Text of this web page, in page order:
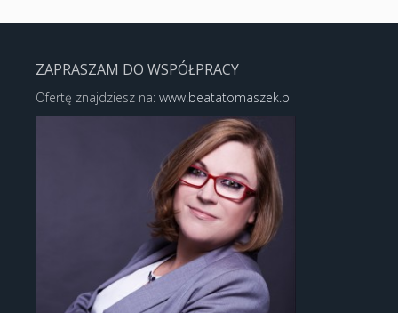
ZAPRASZAM DO WSPÓŁPRACY
Ofertę znajdziesz na: www.beatatomaszek.pl